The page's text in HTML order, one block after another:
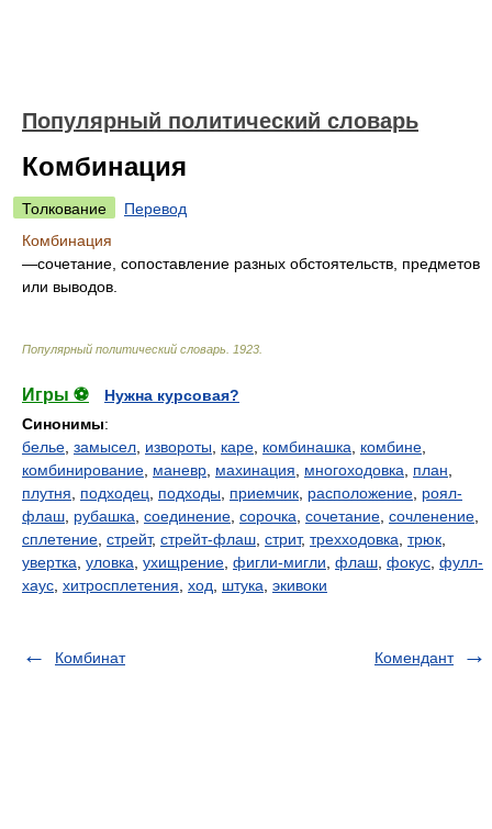
Популярный политический словарь
Комбинация
Толкование
Перевод
Комбинация
—сочетание, сопоставление разных обстоятельств, предметов
или выводов.
Популярный политический словарь 1923
Игры ⚽
Нужна курсовая?
Синонимы:
белье замысел извороты каре комбинашка комбине
комбинирование маневр махинация многоходовка план
плутня
подходец подходы приемчик расположение роял-
флаш рубашка соединение сорочка сочетание сочленение
сплетение стрейт, стрейт-флаш стрит, трехходовка трюк
увертка уловка ухищрение фигли-мигли флаш фокус фулл-
хаус хитросплетения ход штука экивоки
Комбинат Комендант